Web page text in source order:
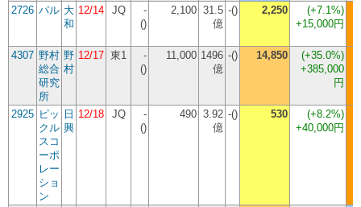
2726 パル 大
和
12/14 JQ
-
()
2,100 31.5
億
-() 2,250 (+7.1%)
+15,000円
4307 野村
総合
研究
所
野
村
12/17 東1
-
()
11,000 1496
億
-() 14,850 (+35.0%)
+385,000
円
2925 ピッ
クル
スコ
ーポ
レー
ショ
ン
日
興
12/18 JQ
-
()
490 3.92
億
-() 530 (+8.2%)
+40,000円